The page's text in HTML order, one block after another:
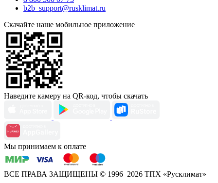
b2b_support@rusklimat.ru
Скачайте наше мобильное приложение
Наведите камеру на QR-код, чтобы скачать
Мы принимаем к оплате
ВСЕ ПРАВА ЗАЩИЩЕНЫ © 1996–2026 ТПХ «Русклимат»